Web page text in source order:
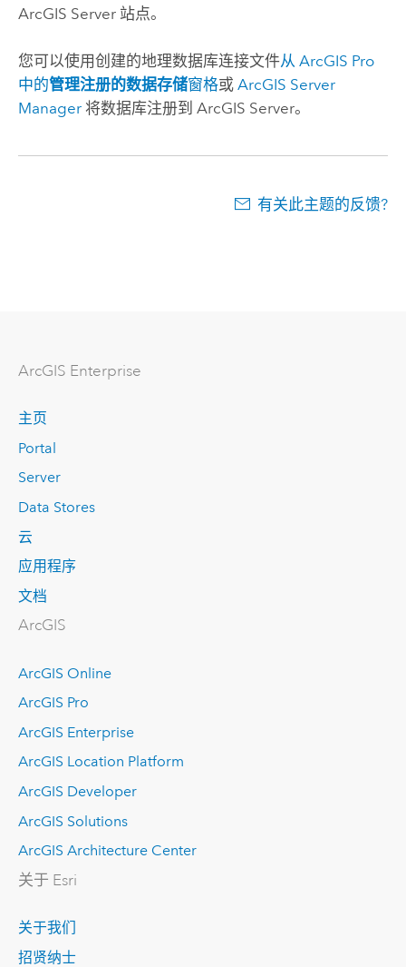
ArcGIS Server站点。
您可以使用创建的地理数据库连接文件从 ArcGIS Pro
中的管理注册的数据存储窗格或 ArcGIS Server
Manager将数据库注册到 ArcGIS Server。
有关此主题的反馈?
ArcGIS Enterprise
主页
Portal
Server
Data Stores
云
应用程序
文档
ArcGIS
ArcGIS Online
ArcGIS Pro
ArcGIS Enterprise
ArcGIS Location Platform
ArcGIS Developer
ArcGIS Solutions
ArcGIS Architecture Center
关于 Esri
关于我们
招贤纳士